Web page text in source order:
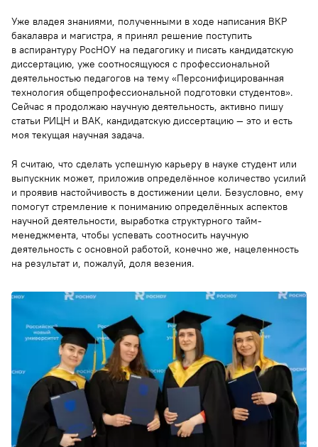
Уже владея знаниями, полученными в ходе написания ВКР
бакалавра и магистра, я принял решение поступить
в аспирантуру РосНОУ на педагогику и писать кандидатскую
диссертацию, уже соотносящуюся с профессиональной
деятельностью педагогов на тему «Персонифицированная
технология общепрофессиональной подготовки студентов».
Сейчас я продолжаю научную деятельность, активно пишу
статьи РИЦН и ВАК, кандидатскую диссертацию — это и есть
моя текущая научная задача.
Я считаю, что сделать успешную карьеру в науке студент или
выпускник может, приложив определённое количество усилий
и проявив настойчивость в достижении цели. Безусловно, ему
помогут стремление к пониманию определённых аспектов
научной деятельности, выработка структурного тайм-
менеджмента, чтобы успевать соотносить научную
деятельность с основной работой, конечно же, нацеленность
на результат и, пожалуй, доля везения.